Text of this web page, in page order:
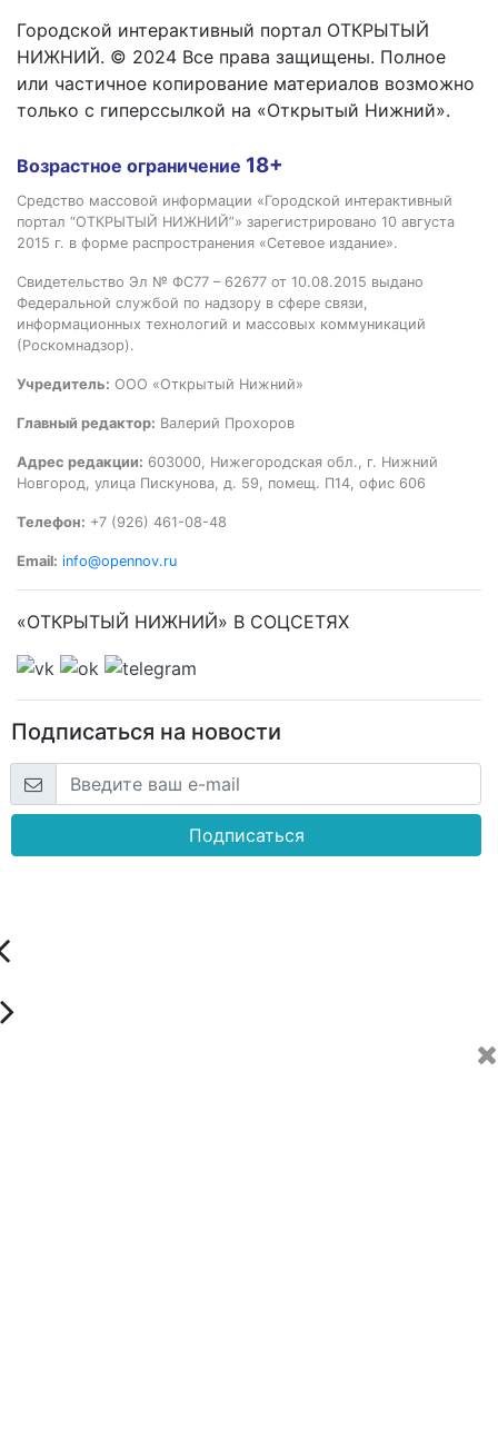
Городской интерактивный портал ОТКРЫТЫЙ
НИЖНИЙ. © 2024 Все права защищены. Полное
или частичное копирование материалов возможно
только с гиперссылкой на «Открытый Нижний».
Возрастное ограничение 18+
Средство массовой информации «Городской интерактивный
портал “ОТКРЫТЫЙ НИЖНИЙ”» зарегистрировано 10 августа
2015 г. в форме распространения «Сетевое издание».
Свидетельство Эл № ФС77 – 62677 от 10.08.2015 выдано
Федеральной службой по надзору в сфере связи,
информационных технологий и массовых коммуникаций
(Роскомнадзор).
Учредитель: ООО «Открытый Нижний»
Главный редактор: Валерий Прохоров
Адрес редакции: 603000, Нижегородская обл., г. Нижний
Новгород, улица Пискунова, д. 59, помещ. П14, офис 606
Телефон: +7 (926) 461-08-48
Email: info@opennov.ru
«ОТКРЫТЫЙ НИЖНИЙ» В СОЦСЕТЯХ
Подписаться на новости
Подписаться